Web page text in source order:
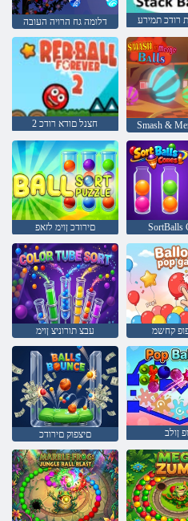
דלומה גח הרויה העובה רודכ תמירע
2 חצנל םודא רודכ
םירודכ ןוימ לזאפ SortBalls
עבצ תורוניצ ןוימ פופ קחשמ
םיצפוק םירודכ ןולב